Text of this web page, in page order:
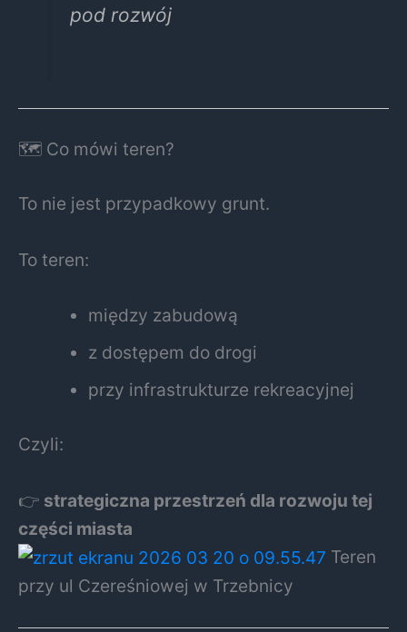
pod rozwój
🗺️ Co mówi teren?
To nie jest przypadkowy grunt.
To teren:
między zabudową
z dostępem do drogi
przy infrastrukturze rekreacyjnej
Czyli:
👉 strategiczna przestrzeń dla rozwoju tej
części miasta
Teren
przy ul Czereśniowej w Trzebnicy